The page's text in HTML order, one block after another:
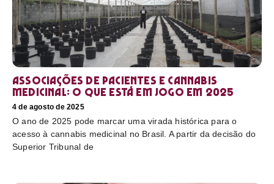
Associações de pacientes e cannabis
medicinal: o que está em jogo em 2025
4 de agosto de 2025
O ano de 2025 pode marcar uma virada histórica para o
acesso à cannabis medicinal no Brasil. A partir da decisão do
Superior Tribunal de